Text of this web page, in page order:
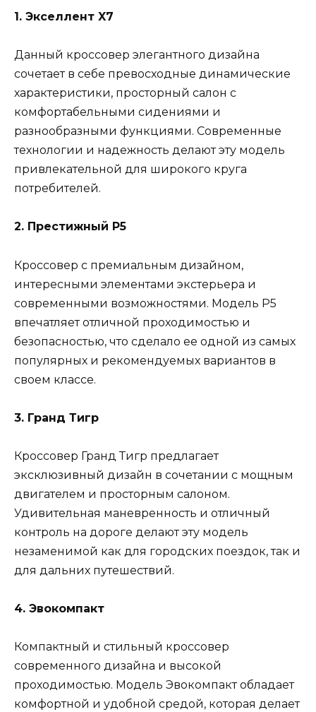
1. Экселлент X7
Данный кроссовер элегантного дизайна
сочетает в себе превосходные динамические
характеристики, просторный салон с
комфортабельными сидениями и
разнообразными функциями. Современные
технологии и надежность делают эту модель
привлекательной для широкого круга
потребителей.
2. Престижный P5
Кроссовер с премиальным дизайном,
интересными элементами экстерьера и
современными возможностями. Модель P5
впечатляет отличной проходимостью и
безопасностью, что сделало ее одной из самых
популярных и рекомендуемых вариантов в
своем классе.
3. Гранд Тигр
Кроссовер Гранд Тигр предлагает
эксклюзивный дизайн в сочетании с мощным
двигателем и просторным салоном.
Удивительная маневренность и отличный
контроль на дороге делают эту модель
незаменимой как для городских поездок, так и
для дальних путешествий.
4. Эвокомпакт
Компактный и стильный кроссовер
современного дизайна и высокой
проходимостью. Модель Эвокомпакт обладает
комфортной и удобной средой, которая делает